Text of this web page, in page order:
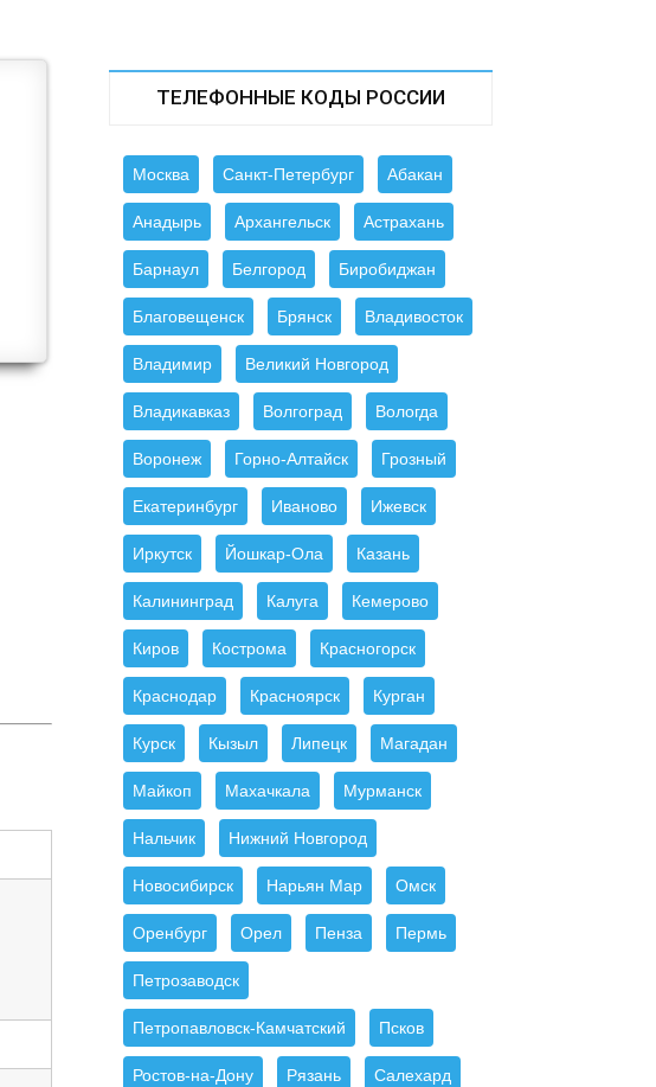
ТЕЛЕФОННЫЕ КОДЫ РОССИИ
Москва Санкт-Петербург Абакан
Анадырь Архангельск Астрахань
Барнаул Белгород Биробиджан
Благовещенск Брянск Владивосток
Владимир Великий Новгород
Владикавказ Волгоград Вологда
Воронеж Горно-Алтайск Грозный
Екатеринбург Иваново Ижевск
Иркутск Йошкар-Ола Казань
Калининград Калуга Кемерово
Киров Кострома Красногорск
Краснодар Красноярск Курган
Курск Кызыл Липецк Магадан
Майкоп Махачкала Мурманск
Нальчик Нижний Новгород
Новосибирск Нарьян Мар Омск
Оренбург Орел Пенза Пермь
Петрозаводск
Петропавловск-Камчатский Псков
Ростов-на-Дону Рязань Салехард